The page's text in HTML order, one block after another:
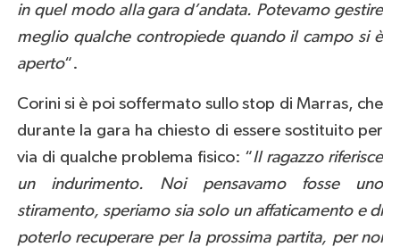
in quel modo alla gara d’andata. Potevamo gestire
meglio qualche contropiede quando il campo si è
aperto“.
Corini si è poi soffermato sullo stop di Marras, che
durante la gara ha chiesto di essere sostituito per
via di qualche problema fisico: “Il ragazzo riferisce
un indurimento. Noi pensavamo fosse uno
stiramento, speriamo sia solo un affaticamento e di
poterlo recuperare per la prossima partita, per noi